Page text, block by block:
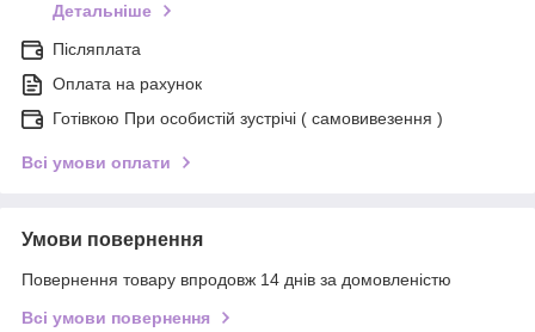
Детальніше
Післяплата
Оплата на рахунок
Готівкою При особистій зустрічі ( самовивезення )
Всі умови оплати
Умови повернення
Повернення товару впродовж 14 днів за домовленістю
Всі умови повернення